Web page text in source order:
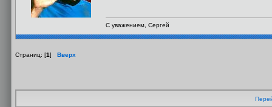
С уважением, Сергей
Страниц: [1] Вверх